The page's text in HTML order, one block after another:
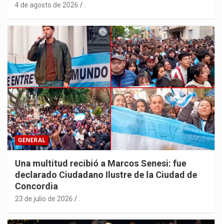
4 de agosto de 2026 .
GENERAL
Una multitud recibió a Marcos Senesi: fue
declarado Ciudadano Ilustre de la Ciudad de
Concordia
23 de julio de 2026 .